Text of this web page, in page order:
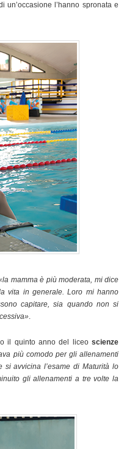
l’hanno spronata e
mamma è più moderata, mi dice
vita in generale. Loro mi hanno
capitare, sia quando non si
.
il quinto anno del liceo scienze
più comodo per gli allenamenti
si avvicina l’esame di Maturità lo
gli allenamenti a tre volte la